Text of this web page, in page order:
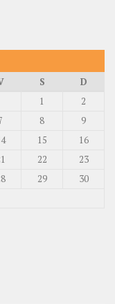
S
D
1
2
8
9
15
16
22
23
29
30